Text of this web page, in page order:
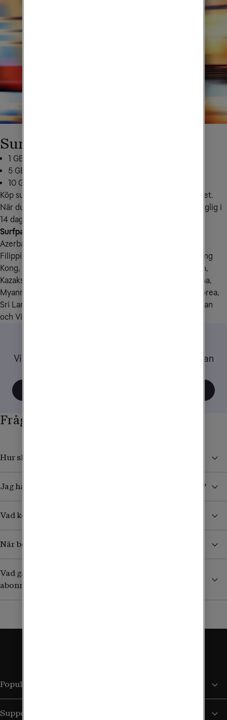
Surfpaket Asien
1 GB för 199 kr: skicka
5 GB för 349 kr: skicka
10 GB för 499 kr: skicka
Köp surfpaketet tidigast 30 dagar innan du vill använda det.
När du börjar använda den extra surfmängden den tillgänglig i
14 dagar.
Surfpaketet för Asien gäller i följande länder:
Azerbajdzjan, Bahrain, Bangladesh, Brunei Darussalam,
Filippinerna, Förenade Arabemiraten, Kambodja, Kina, Hong
Kong, Indien, Indonesien, Iran, Irak, Israel, Japan, Jordanien,
Kazakstan, Kuwait, Kirgizistan, Macao, Malaysia, Maldiverna,
Myanmar, Pakistan, Qatar, Saudiarabien, Singapore, Sydkorea,
Sri Lanka, Tadzjikistan, Taiwan, Thailand, Turkiet, Uzbekistan
och Vietnam.
Vi har samlat ett gäng tips och råd om hur du kan
Frågor och svar
Hur skyddar jag mig från höga kostnader i utlandet?
Jag har köpt ett datapaket. Hur vet jag när det tar slut?
Vad kostar det att ta emot sms/mms från Sverige?
När börjar jag betala för surf och samtal i utlandet?
Vad gäller utomlands om jag har ett äldre obegränsat
abonnemang?
Populära sidor
Support